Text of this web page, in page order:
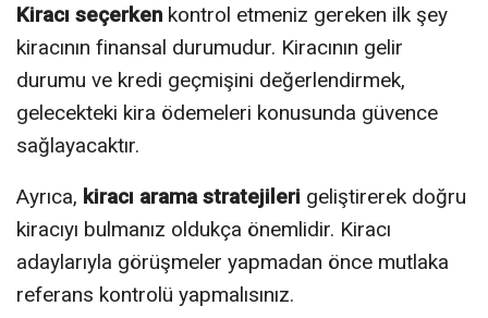
Kiracı seçerken kontrol etmeniz gereken ilk şey
kiracının finansal durumudur. Kiracının gelir
durumu ve kredi geçmişini değerlendirmek,
gelecekteki kira ödemeleri konusunda güvence
sağlayacaktır.
Ayrıca, kiracı arama stratejileri geliştirerek doğru
kiracıyı bulmanız oldukça önemlidir. Kiracı
adaylarıyla görüşmeler yapmadan önce mutlaka
referans kontrolü yapmalısınız.